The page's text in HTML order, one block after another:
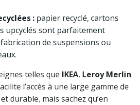
: papier recyclé, cartons
upcyclés sont parfaitement
de suspensions ou
telles que IKEA, Leroy Merlin
l’accès à une large gamme de
durable, mais sachez qu’en